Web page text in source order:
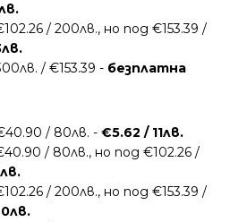
/ 200лв., но под €153.39 /
/ €153.39 - безплатна
/ 80лв. - €5.62 / 11лв.
/ 80лв., но под €102.26 /
/ 200лв., но под €153.39 /